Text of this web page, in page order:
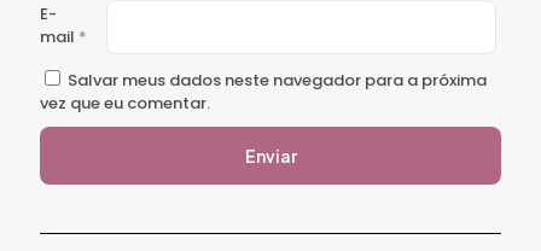
E-
mail *
Salvar meus dados neste navegador para a próxima
vez que eu comentar.